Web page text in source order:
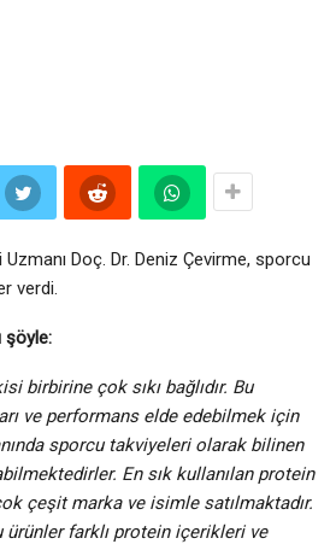
Doç. Dr. Deniz Çevirme, sporcu
verdi.
şöyle:
birbirine çok sıkı bağlıdır. Bu
ve performans elde edebilmek için
sporcu takviyeleri olarak bilinen
En sık kullanılan protein
çeşit marka ve isimle satılmaktadır.
farklı protein içerikleri ve